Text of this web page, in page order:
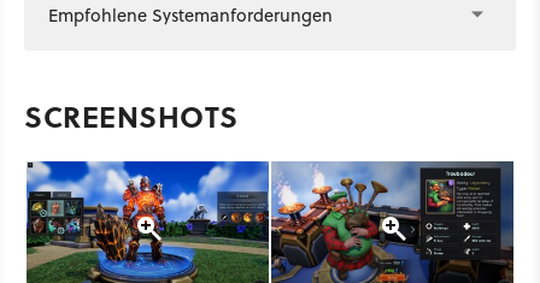
Empfohlene Systemanforderungen
SCREENSHOTS